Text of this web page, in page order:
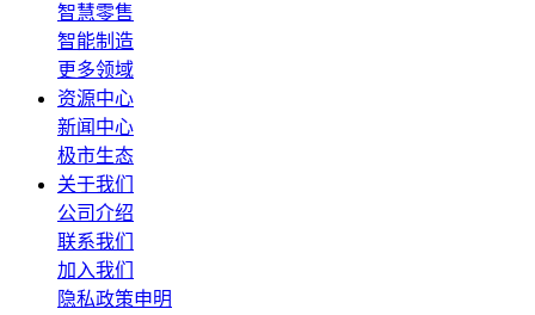
智慧零售
智能制造
更多领域
资源中心
新闻中心
极市生态
关于我们
公司介绍
联系我们
加入我们
隐私政策申明